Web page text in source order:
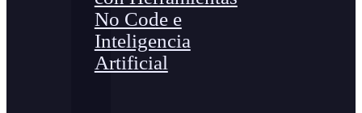
No Code e
Inteligencia
Artificial